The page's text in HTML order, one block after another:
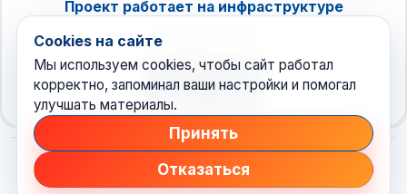
Проект работает на инфраструктуре
© 2026 Техноновости•новостной агрегатор рунета
Cookies на сайте
Мы используем cookies, чтобы сайт работал
корректно, запоминал ваши настройки и помогал
улучшать материалы.
Принять
Отказаться